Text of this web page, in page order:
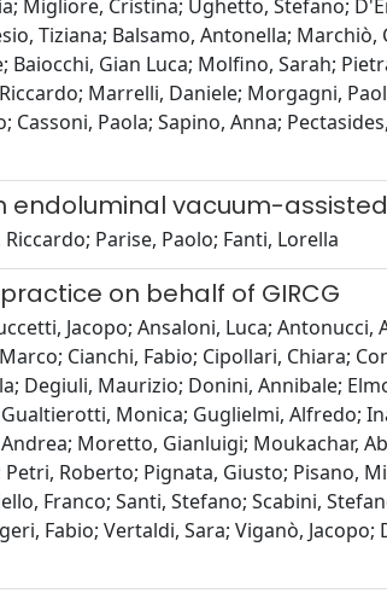
Migliore, Cristina; Ughetto, Stefano;
Tiziana; Balsamo, Antonella;
Gian Luca; Molfino, Sarah;
Marrelli, Daniele; Morgagni,
Paola; Sapino, Anna;
vacuum-
Parise, Paolo; Fanti, Lorella
on behalf of GIRCG
Jacopo; Ansaloni, Luca; Antonucci,
Cianchi, Fabio; Cipollari, Chiara;
Degiuli, Maurizio; Donini, Annibale;
Monica; Guglielmi, Alfredo;
Moretto, Gianluigi; Moukachar,
Roberto; Pignata, Giusto; Pisano,
Franco; Santi, Stefano; Scabini,
Fabio; Vertaldi, Sara; Viganò, Jacopo;